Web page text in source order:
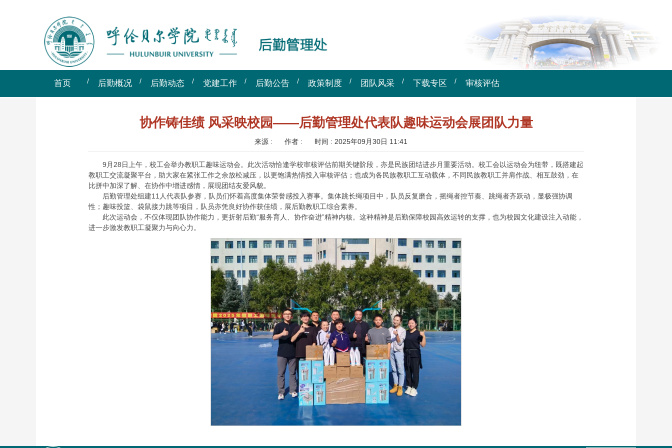
首页 后勤概况 后勤动态 党建工作 后勤公告 政策制度 团队风采 下载专区 审核评估
协作铸佳绩 风采映校园——后勤管理处代表队趣味运动会展团队力量
来源 : 作者 : 时间 : 2025年09月30日 11:41
9月28日上午，校工会举办教职工趣味运动会。此次活动恰逢学校审核评估前期关键阶段，亦是民族团结进步月重要活动。校工会以运动会为纽带，既搭建起
教职工交流凝聚平台，助大家在紧张工作之余放松减压，以更饱满热情投入审核评估；也成为各民族教职工互动载体，不同民族教职工并肩作战、相互鼓劲，在
比拼中加深了解、在协作中增进感情，展现团结友爱风貌。
后勤管理处组建11人代表队参赛，队员们怀着高度集体荣誉感投入赛事。集体跳长绳项目中，队员反复磨合，摇绳者控节奏、跳绳者齐跃动，显极强协调
性；趣味投篮、袋鼠接力跳等项目，队员亦凭良好协作获佳绩，展后勤教职工综合素养。
此次运动会，不仅体现团队协作能力，更折射后勤“服务育人、协作奋进”精神内核。这种精神是后勤保障校园高效运转的支撑，也为校园文化建设注入动能，
进一步激发教职工凝聚力与向心力。